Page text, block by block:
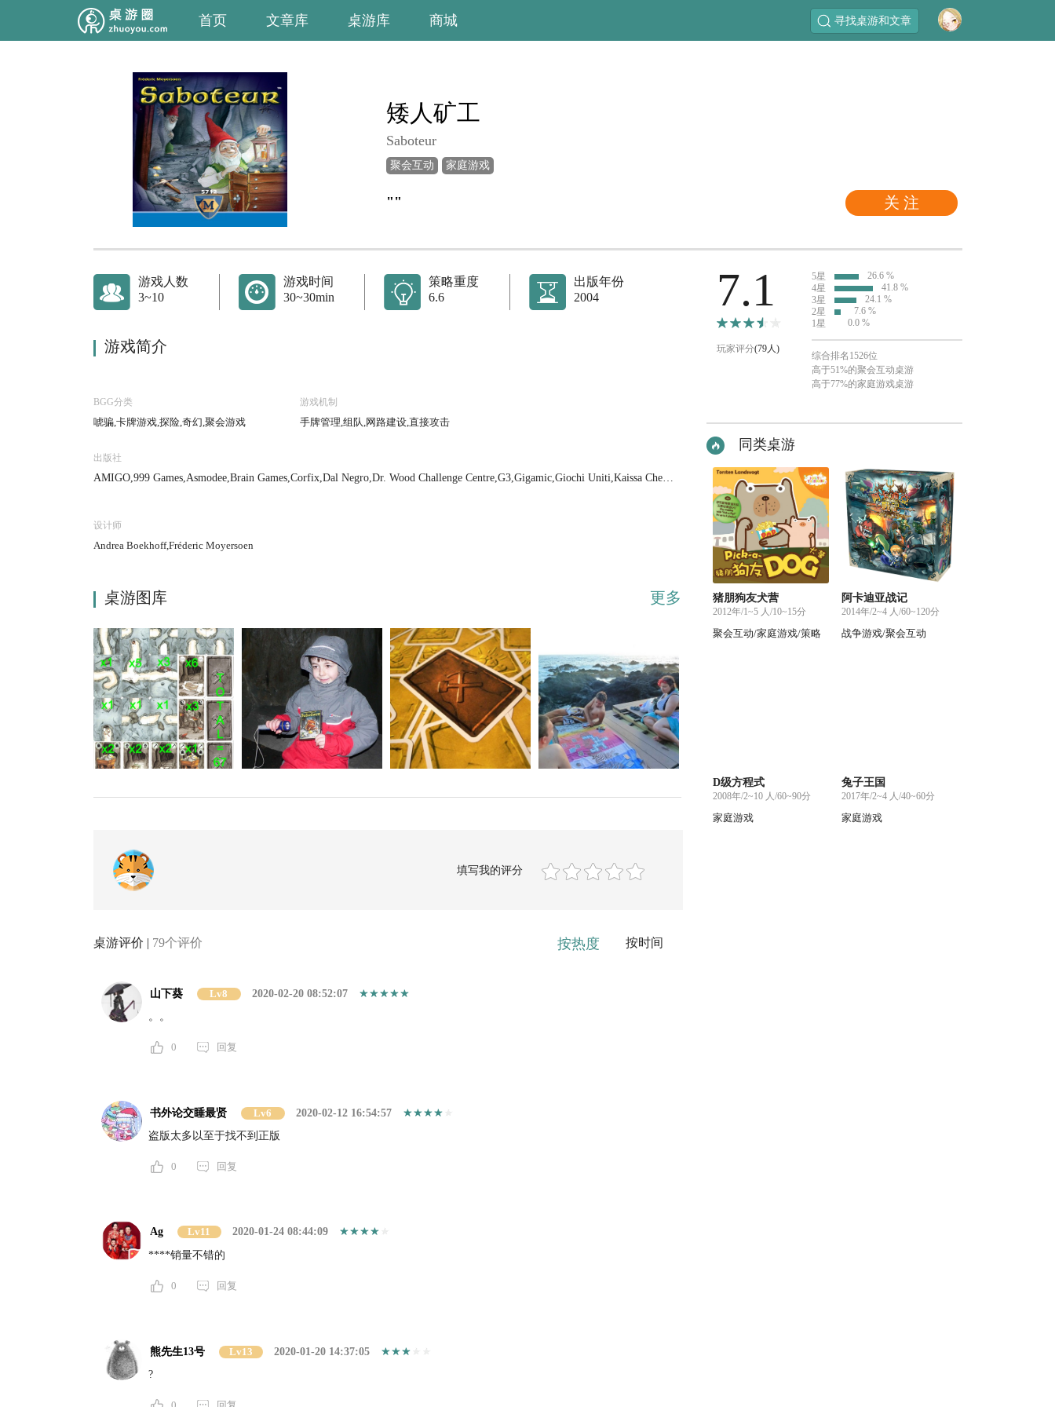
首页 文章库 桌游库 商城 寻找桌游和文章
关 注
矮人矿工
Saboteur
聚会互动 家庭游戏
""
游戏人数
3~10
游戏时间
30~30min
策略重度
6.6
出版年份
2004
游戏简介
BGG分类
唬骗,卡牌游戏,探险,奇幻,聚会游戏
游戏机制
手牌管理,组队,网路建设,直接攻击
出版社
AMIGO,999 Games,Asmodee,Brain Games,Corfix,Dal Negro,Dr. Wood Challenge Centre,G3,Gigamic,Giochi Uniti,Kaissa Chess
设计师
Andrea Boekhoff,Fréderic Moyersoen
桌游图库 更多
填写我的评分
桌游评价 | 79个评价 按热度 按时间
山下葵 Lv8
2020-02-20 08:52:07
。。
0 回复
书外论交睡最贤 Lv6
2020-02-12 16:54:57
盗版太多以至于找不到正版
0 回复
Ag Lv11
2020-01-24 08:44:09
****销量不错的
0 回复
熊先生13号 Lv13
2020-01-20 14:37:05
?
7.1
玩家评分(79人)
5星
26.6 %
4星
41.8 %
3星
24.1 %
2星
7.6 %
1星
0.0 %
综合排名1526位
高于51%的聚会互动桌游
高于77%的家庭游戏桌游
同类桌游
猪朋狗友犬营
2012年/1~5 人/10~15分
聚会互动/家庭游戏/策略
阿卡迪亚战记
2014年/2~4 人/60~120分
战争游戏/聚会互动
D级方程式
2008年/2~10 人/60~90分
家庭游戏
兔子王国
2017年/2~4 人/40~60分
家庭游戏